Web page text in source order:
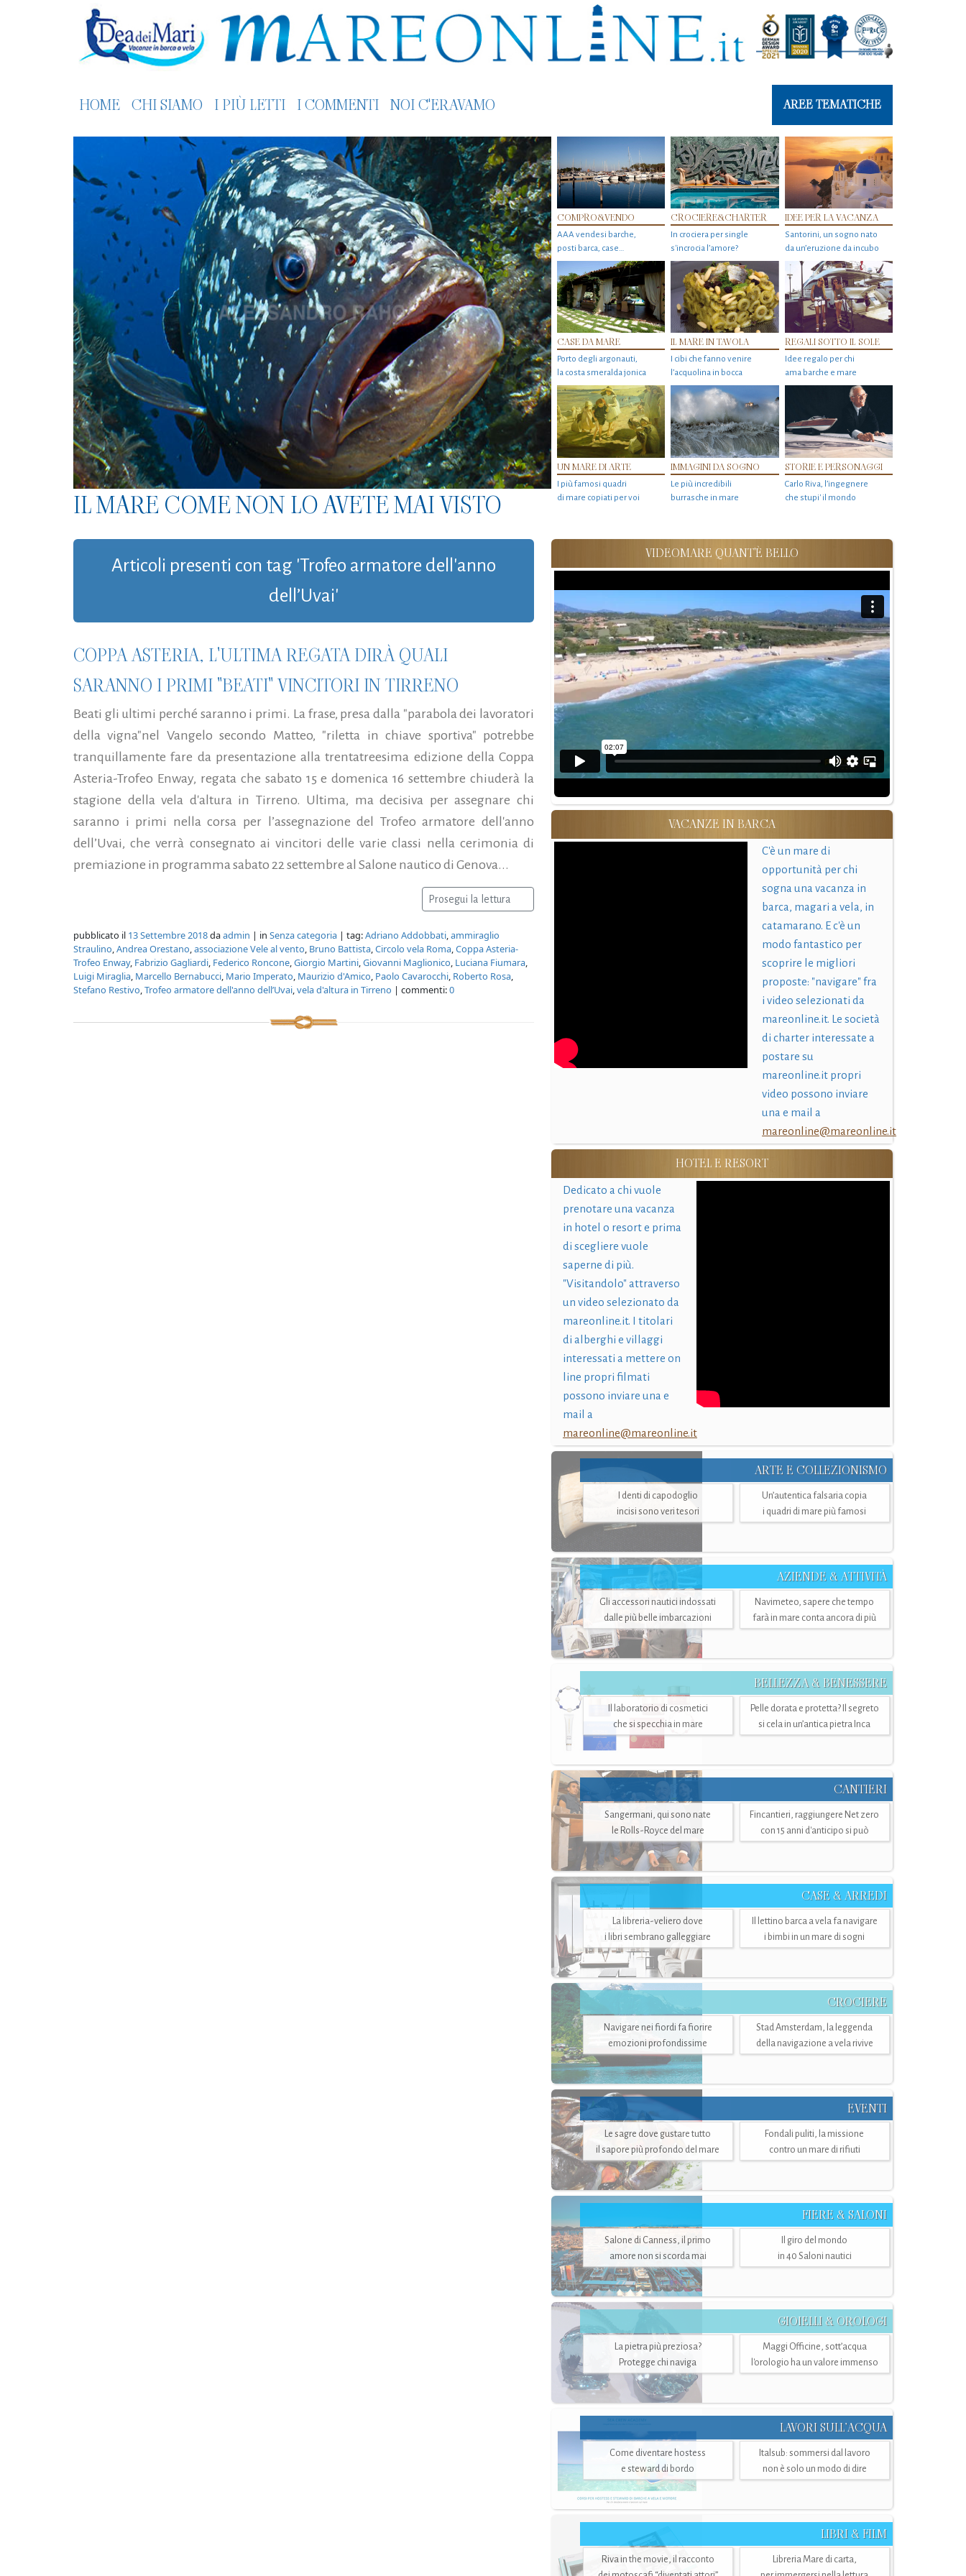
HOME CHI SIAMO I PIÙ LETTI I COMMENTI NOI C'ERAVAMO AREE TEMATICHE
IL MARE COME NON LO AVETE MAI VISTO
COMPRO&VENDO
AAA vendesi barche,
posti barca, case…
CROCIERE&CHARTER
In crociera per single
s'incrocia l’amore?
IDEE PER LA VACANZA
Santorini, un sogno nato
da un’eruzione da incubo
CASE DA MARE
Porto degli argonauti,
la costa smeralda jonica
IL MARE IN TAVOLA
I cibi che fanno venire
l’acquolina in bocca
REGALI SOTTO IL SOLE
Idee regalo per chi
ama barche e mare
UN MARE DI ARTE
I più famosi quadri
di mare copiati per voi
IMMAGINI DA SOGNO
Le più incredibili
burrasche in mare
STORIE E PERSONAGGI
Carlo Riva, l’ingegnere
che stupi' il mondo
Articoli presenti con tag 'Trofeo armatore dell'anno
dell’Uvai'
COPPA ASTERIA, L'ULTIMA REGATA DIRÀ QUALI
SARANNO I PRIMI "BEATI" VINCITORI IN TIRRENO
Beati gli ultimi perché saranno i primi. La frase, presa dalla "parabola dei lavoratori
della vigna"nel Vangelo secondo Matteo, "riletta in chiave sportiva" potrebbe
tranquillamente fare da presentazione alla trentatreesima edizione della Coppa
Asteria-Trofeo Enway, regata che sabato 15 e domenica 16 settembre chiuderà la
stagione della vela d'altura in Tirreno. Ultima, ma decisiva per assegnare chi
saranno i primi nella corsa per l’assegnazione del Trofeo armatore dell'anno
dell’Uvai, che verrà consegnato ai vincitori delle varie classi nella cerimonia di
premiazione in programma sabato 22 settembre al Salone nautico di Genova...
Prosegui la lettura
pubblicato il 13 Settembre 2018daadmin | in Senza categoria | tag:Adriano Addobbati,ammiraglio
Straulino,Andrea Orestano,associazione Vele al vento, Bruno Battista,Circolo vela Roma,Coppa Asteria-
Trofeo Enway, Fabrizio Gagliardi, Federico Roncone,Giorgio Martini,Giovanni Maglionico, Luciana Fiumara,
Luigi Miraglia, Marcello Bernabucci, Mario Imperato, Maurizio d'Amico, Paolo Cavarocchi, Roberto Rosa,
Stefano Restivo,Trofeo armatore dell'anno dell’Uvai,vela d'altura in Tirreno | commenti:0
VIDEOMARE QUANT'È BELLO
VACANZE IN BARCA
C'è un mare di
opportunità per chi
sogna una vacanza in
barca, magari a vela, in
catamarano. E c'è un
modo fantastico per
scoprire le migliori
proposte: "navigare" fra
i video selezionati da
mareonline.it. Le società
di charter interessate a
postare su
mareonline.it propri
video possono inviare
una e mail a
mareonline@mareonline.it
HOTEL E RESORT
Dedicato a chi vuole
prenotare una vacanza
in hotel o resort e prima
di scegliere vuole
saperne di più.
"Visitandolo" attraverso
un video selezionato da
mareonline.it. I titolari
di alberghi e villaggi
interessati a mettere on
line propri filmati
possono inviare una e
mail a
mareonline@mareonline.it
ARTE E COLLEZIONISMO
I denti di capodoglio
incisi sono veri tesori
Un’autentica falsaria copia
i quadri di mare più famosi
AZIENDE & ATTIVITÀ
Gli accessori nautici indossati
dalle più belle imbarcazioni
Navimeteo, sapere che tempo
farà in mare conta ancora di più
BELLEZZA & BENESSERE
Il laboratorio di cosmetici
che si specchia in mare
Pelle dorata e protetta? Il segreto
si cela in un’antica pietra Inca
CANTIERI
Sangermani, qui sono nate
le Rolls-Royce del mare
Fincantieri, raggiungere Net zero
con 15 anni d'anticipo si può
CASE & ARREDI
La libreria-veliero dove
i libri sembrano galleggiare
Il lettino barca a vela fa navigare
i bimbi in un mare di sogni
CROCIERE
Navigare nei fiordi fa fiorire
emozioni profondissime
Stad Amsterdam, la leggenda
della navigazione a vela rivive
EVENTI
Le sagre dove gustare tutto
il sapore più profondo del mare
Fondali puliti, la missione
contro un mare di rifiuti
FIERE & SALONI
Salone di Canness, il primo
amore non si scorda mai
Il giro del mondo
in 40 Saloni nautici
GIOIELLI & OROLOGI
La pietra più preziosa?
Protegge chi naviga
Maggi Officine, sott’acqua
l'orologio ha un valore immenso
LAVORI SULL’ACQUA
Come diventare hostess
e steward di bordo
Italsub: sommersi dal lavoro
non è solo un modo di dire
LIBRI & FILM
Riva in the movie, il racconto
Libreria Mare di carta,